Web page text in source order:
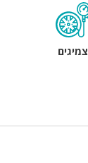
צמיגים